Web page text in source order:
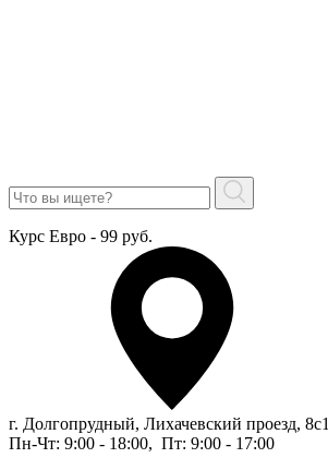
Курс Евро - 99 руб.
г. Долгопрудный, Лихачевский проезд, 8c1
Пн-Чт: 9:00 - 18:00, Пт: 9:00 - 17:00